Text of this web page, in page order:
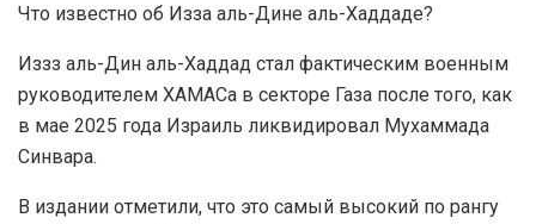
Что известно об Изза аль-Дине аль-Хаддаде?
Иззз аль-Дин аль-Хаддад стал фактическим военным
руководителем ХАМАСа в секторе Газа после того, как
в мае 2025 года Израиль ликвидировал Мухаммада
Синвара.
В издании отметили, что это самый высокий по рангу